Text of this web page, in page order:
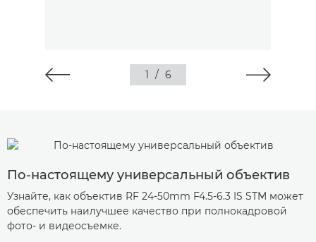
1 / 6
По-настоящему универсальный объектив
Узнайте, как объектив RF 24-50mm F4.5-6.3 IS STM может
обеспечить наилучшее качество при полнокадровой
фото- и видеосъемке.